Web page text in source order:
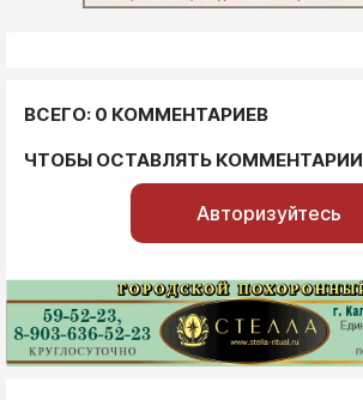
ВСЕГО: 0 КОММЕНТАРИЕВ
ЧТОБЫ ОСТАВЛЯТЬ КОММЕНТАРИИ
Авторизуйтесь